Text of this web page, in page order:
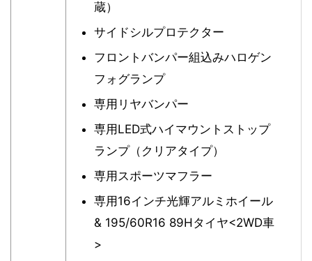
蔵）
サイドシルプロテクター
フロントバンパー組込みハロゲン
フォグランプ
専用リヤバンパー
専用LED式ハイマウントストップ
ランプ（クリアタイプ）
専用スポーツマフラー
専用16インチ光輝アルミホイール
& 195/60R16 89Hタイヤ<2WD車
>